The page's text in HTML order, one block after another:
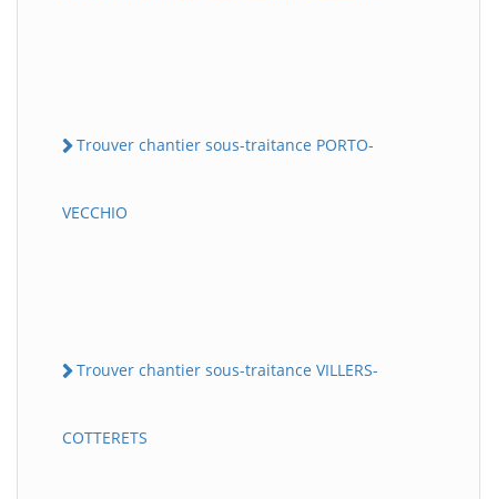
Trouver chantier sous-traitance PORTO-
VECCHIO
Trouver chantier sous-traitance VILLERS-
COTTERETS